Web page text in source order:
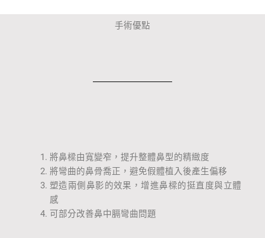
手術優點
將鼻樑由寬變窄，提升整體鼻型的精緻度
將彎曲的鼻骨喬正，避免假體植入後產生偏移
塑造兩側鼻影的效果，增進鼻樑的挺直度與立體
感
可部分改善鼻中膈彎曲問題